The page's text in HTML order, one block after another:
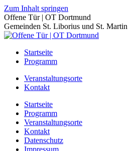
Zum Inhalt springen
Offene Tür | OT Dortmund
Gemeinden St. Liborius und St. Martin
Startseite
Programm
Veranstaltungsorte
Kontakt
Startseite
Programm
Veranstaltungsorte
Kontakt
Datenschutz
Impressum